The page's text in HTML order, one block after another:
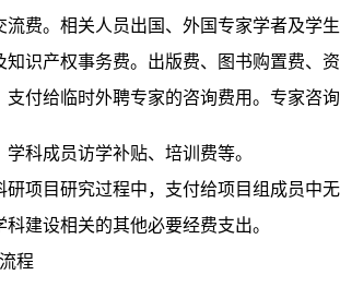
流费。相关人员出国、外国专家学者及学
知识产权事务费。出版费、图书购置费
支付给临时外聘专家的咨询费用。专家
学科成员访学补贴、培训费等。
研项目研究过程中，支付给项目组成员中
科建设相关的其他必要经费支出。
程